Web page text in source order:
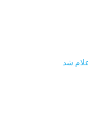
شد